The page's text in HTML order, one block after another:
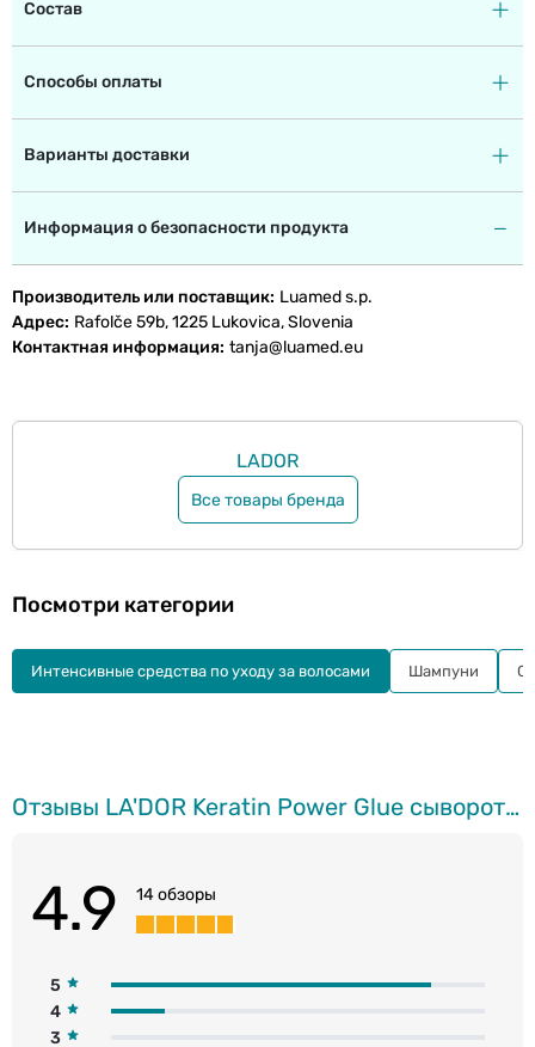
Состав
Способы оплаты
Варианты доставки
Информация о безопасности продукта
Производитель или поставщик Luamed s.p.
Адрес Rafolče 59b, 1225 Lukovica, Slovenia
Контактная информация tanja@luamed.eu
LADOR
Все товары бренда
Отзывы LA'DOR Keratin Power Glue cыворотка для секущихся кончиков, 60г
4.9 14 обзоры
5
4
3
Посмотри категории
Интенсивные средства по уходу за волосами Шампуни